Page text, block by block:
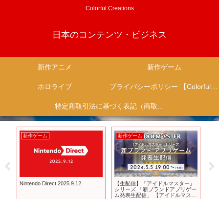
Colorful Creations
日本のコンテンツ・ビジネス
新作アニメ 新作ゲーム
ホロライブ プライバシーポリシー 【Colorful Creation】
特定商取引法に基づく表記（商取引に関する開示）
新作ゲーム
【生配信】『アイドルマスター』
新作ゲーム
【新作アプリゲーム紹介】ハイキ
ューとブラックステラ…やるんだ
な！？今…！ここで！の週！
報｜2026
THE